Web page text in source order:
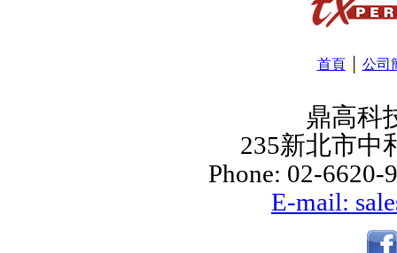
首頁│ 公司
鼎高科
235新北市中
Phone: 02-6620-
E-mail: